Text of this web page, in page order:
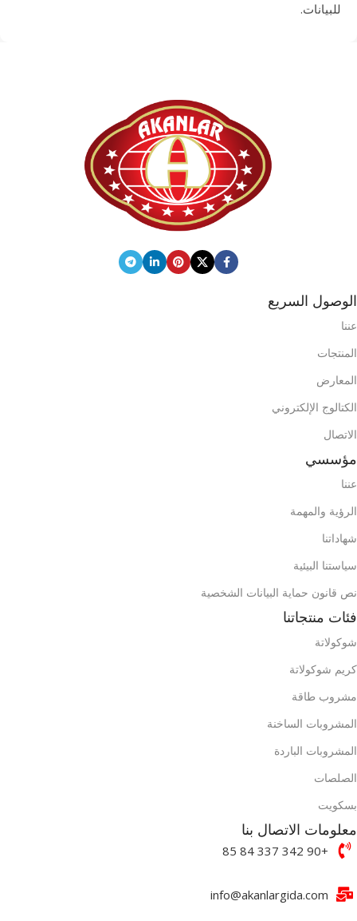
للبيانات.
الوصول السريع
عننا
المنتجات
المعارض
الكتالوج الإلكتروني
الاتصال
مؤسسي
عننا
الرؤية والمهمة
شهاداتنا
سياستنا البيئية
نص قانون حماية البيانات الشخصية
فئات منتجاتنا
شوكولاتة
كريم شوكولاتة
مشروب طاقة
المشروبات الساخنة
المشروبات الباردة
الصلصات
بسكويت
معلومات الاتصال بنا
+90 342 337 84 85
info@akanlargida.com